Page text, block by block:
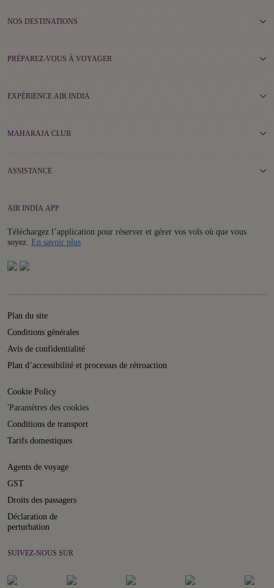
NOS DESTINATIONS
PRÉPAREZ-VOUS À VOYAGER
EXPÉRIENCE AIR INDIA
MAHARAJA CLUB
ASSISTANCE
AIR INDIA APP
Téléchargez l’application pour réserver et gérer vos vols où que vous
soyez. En savoir plusDetails
Plan du site
Conditions générales
Avis de confidentialité
Plan d’accessibilité et processus de rétroaction
Cookie Policy
'Paramètres des cookies
Conditions de transport
Tarifs domestiques
Agents de voyage
GST
Droits des passagers
Déclaration de
perturbation
SUIVEZ-NOUS SUR